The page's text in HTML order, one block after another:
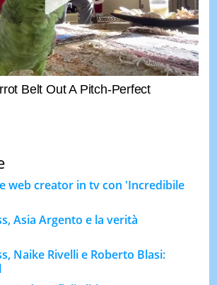
web creator in tv con 'Incredibile
Asia Argento e la verità
Naike Rivelli e Roberto Blasi: